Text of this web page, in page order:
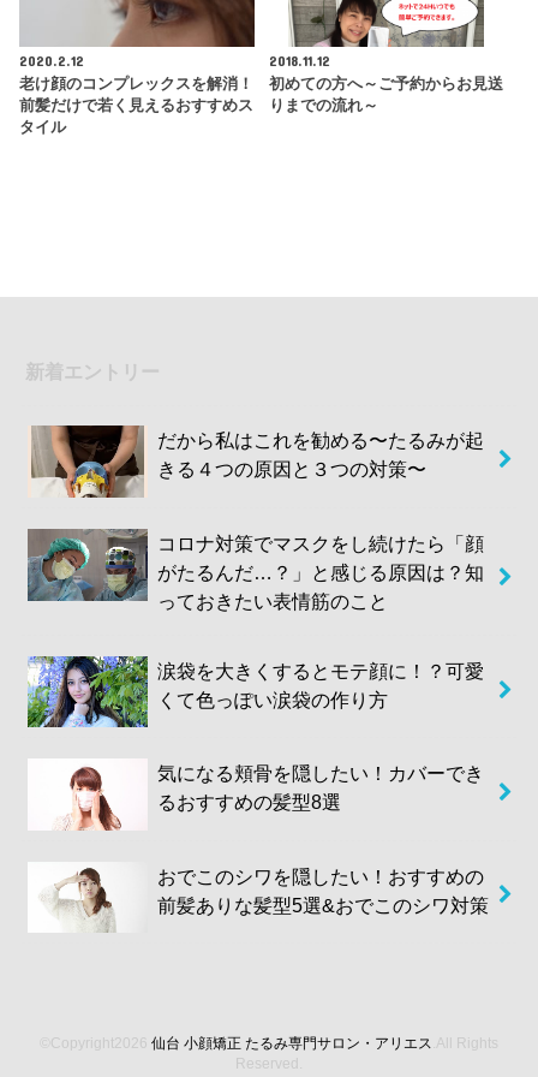
2020.2.12
老け顔のコンプレックスを解消！
前髪だけで若く見えるおすすめス
タイル
2018.11.12
初めての方へ～ご予約からお見送
りまでの流れ～
新着エントリー
だから私はこれを勧める〜たるみが起
きる４つの原因と３つの対策〜
コロナ対策でマスクをし続けたら「顔
がたるんだ…？」と感じる原因は？知
っておきたい表情筋のこと
涙袋を大きくするとモテ顔に！？可愛
くて色っぽい涙袋の作り方
気になる頬骨を隠したい！カバーでき
るおすすめの髪型8選
おでこのシワを隠したい！おすすめの
前髪ありな髪型5選&おでこのシワ対策
©Copyright2026 仙台 小顔矯正 たるみ専門サロン・アリエス .All Rights
Reserved.